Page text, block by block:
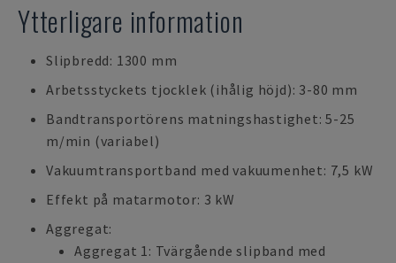
Ytterligare information
Slipbredd: 1300 mm
Arbetsstyckets tjocklek (ihålig höjd): 3-80 mm
Bandtransportörens matningshastighet: 5-25
m/min (variabel)
Vakuumtransportband med vakuumenhet: 7,5 kW
Effekt på matarmotor: 3 kW
Aggregat:
Aggregat 1: Tvärgående slipband med